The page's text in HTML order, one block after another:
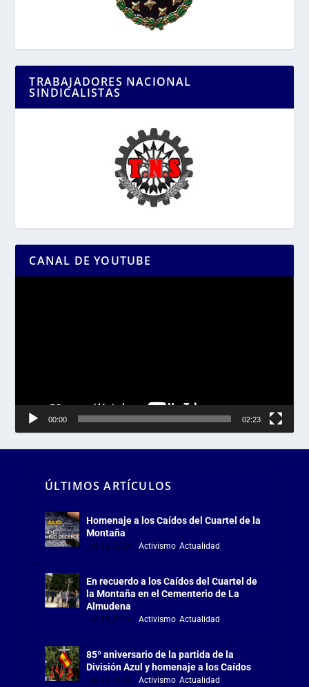
TRABAJADORES NACIONAL
SINDICALISTAS
CANAL DE YOUTUBE
00:00 02:23
ÚLTIMOS ARTÍCULOS
Homenaje a los Caídos del Cuartel de la
Montaña
Jul 18, 2026 Activismo, Actualidad
En recuerdo a los Caídos del Cuartel de
la Montaña en el Cementerio de La
Almudena
Jul 18, 2026 Activismo, Actualidad
85º aniversario de la partida de la
División Azul y homenaje a los Caídos
Jul 15, 2026 Activismo, Actualidad